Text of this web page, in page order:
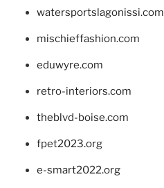
watersportslagonissi.com
mischieffashion.com
eduwyre.com
retro-interiors.com
theblvd-boise.com
fpet2023.org
e-smart2022.org